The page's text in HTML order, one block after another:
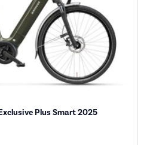
Plus Smart 2025